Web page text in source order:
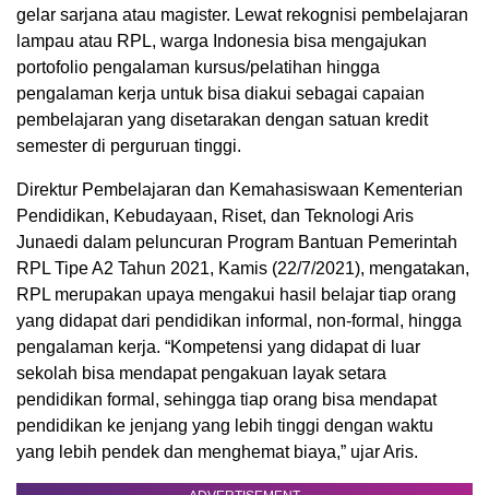
gelar sarjana atau magister. Lewat rekognisi pembelajaran
lampau atau RPL, warga Indonesia bisa mengajukan
portofolio pengalaman kursus/pelatihan hingga
pengalaman kerja untuk bisa diakui sebagai capaian
pembelajaran yang disetarakan dengan satuan kredit
semester di perguruan tinggi.
Direktur Pembelajaran dan Kemahasiswaan Kementerian
Pendidikan, Kebudayaan, Riset, dan Teknologi Aris
Junaedi dalam peluncuran Program Bantuan Pemerintah
RPL Tipe A2 Tahun 2021, Kamis (22/7/2021), mengatakan,
RPL merupakan upaya mengakui hasil belajar tiap orang
yang didapat dari pendidikan informal, non-formal, hingga
pengalaman kerja. “Kompetensi yang didapat di luar
sekolah bisa mendapat pengakuan layak setara
pendidikan formal, sehingga tiap orang bisa mendapat
pendidikan ke jenjang yang lebih tinggi dengan waktu
yang lebih pendek dan menghemat biaya,” ujar Aris.